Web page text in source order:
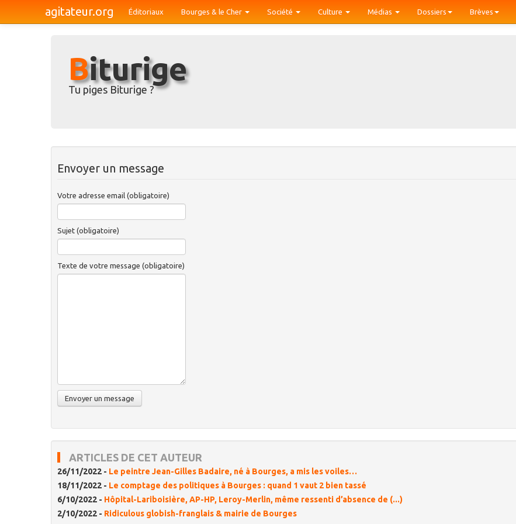
agitateur.org Éditoriaux Bourges & le Cher Société Culture Médias Dossiers Brèves
Biturige
Tu piges Biturige ?
Envoyer un message
Votre adresse email (obligatoire)
Sujet (obligatoire)
Texte de votre message (obligatoire)
ARTICLES DE CET AUTEUR
26/11/2022 - Le peintre Jean-Gilles Badaire, né à Bourges, a mis les voiles…
18/11/2022 - Le comptage des politiques à Bourges : quand 1 vaut 2 bien tassé
6/10/2022 - Hôpital-Lariboisière, AP-HP, Leroy-Merlin, même ressenti d’absence de (...)
2/10/2022 - Ridiculous globish-franglais & mairie de Bourges